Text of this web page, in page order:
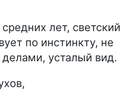
лет, светский
по инстинкту, не
усталый вид.